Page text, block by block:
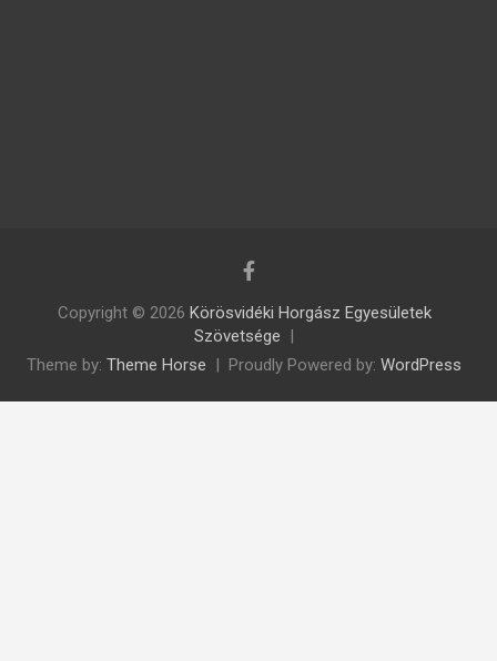
Copyright © 2026 Körösvidéki Horgász Egyesületek
Szövetsége
Theme by: Theme Horse Proudly Powered by: WordPress